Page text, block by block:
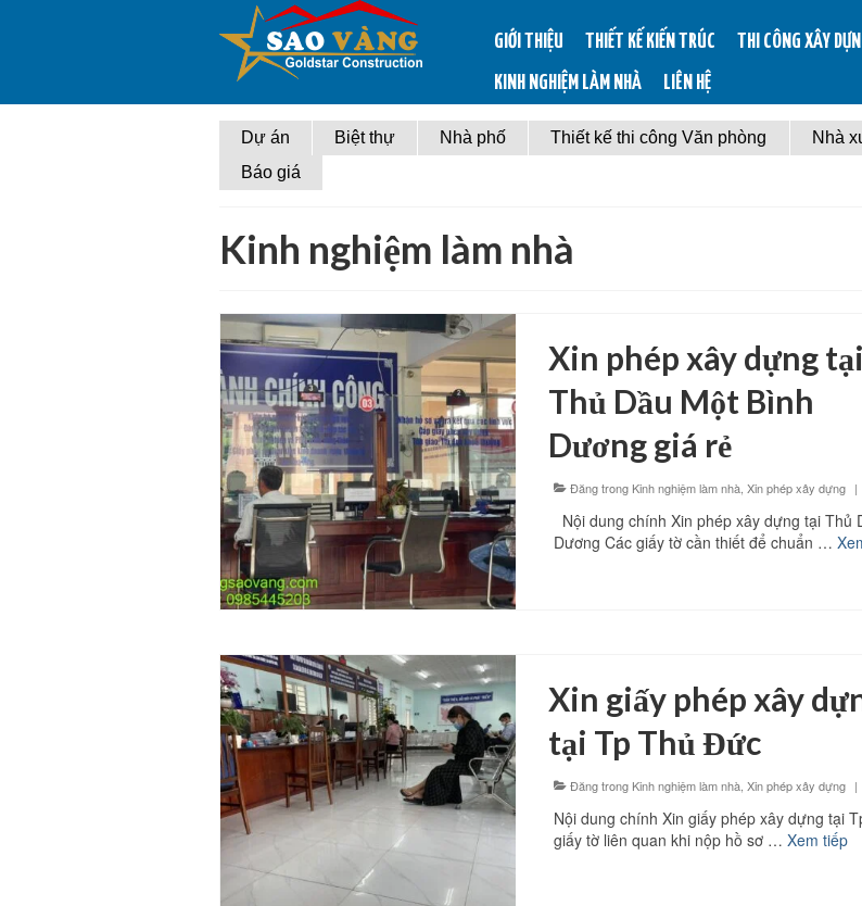
GIỚI THIỆU THIẾT KẾ KIẾN TRÚC THI CÔNG XÂY
KINH NGHIỆM LÀM NHÀ
LIÊN HỆ
Dự án Biệt thự Nhà phố Thiết kế thi công Văn phòng Nhà
Báo giá
Kinh nghiệm làm nhà
Xin phép xây dựng tại
Thủ Dầu Một Bình
Dương giá rẻ
Đăng trong Kinh nghiệm làm nhà ,Xin phép xây dựng |
Nội dung chính Xin phép xây dựng tại Thủ
Dương Các giấy tờ cần thiết để chuẩn …
Xin giấy phép xây
tại Tp Thủ Đức
Đăng trong Kinh nghiệm làm nhà,Xin phép xây dựng |
Nội dung chính Xin giấy phép xây dựng tại
giấy tờ liên quan khi nộp hồ sơ …Xem tiếp